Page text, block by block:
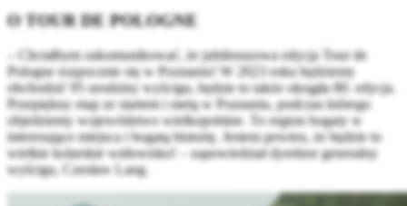
O TOUR DE POLOGNE
– Chciałbym zakomunikować, że jubileuszowa edycja Tour de
Pologne rozpocznie się w Poznaniu! W 2023 roku będziemy
obchodzić 95 urodziny wyścigu, będzie to także okrągła 80. edycja.
Przepiękny etap ze startem i metą w Poznaniu, podczas którego
objedziemy województwo wielkopolskie. To region bogaty w
interesujące miejsca i bogatą historię. Jestem pewien, że będzie to
wielkie kolarskie widowisko! – zapowiedział dyrektor generalny
wyścigu, Czesław Lang.